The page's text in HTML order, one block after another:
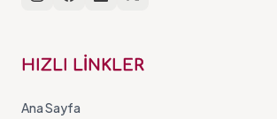
HIZLI LİNKLER
Ana Sayfa